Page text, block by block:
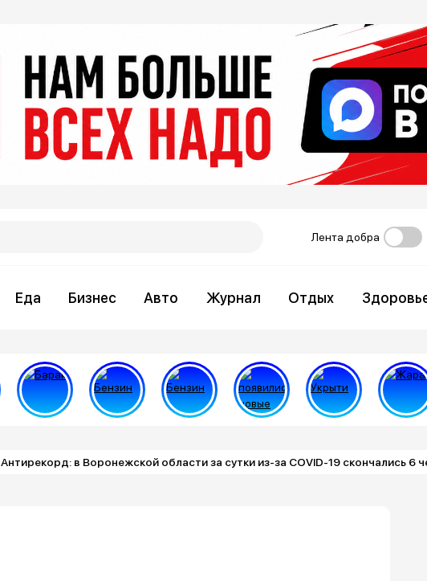
Лента добра
Еда Бизнес Авто Журнал Отдых
Антирекорд: в Воронежской области за сутки из-за COVID-19 скончались 6